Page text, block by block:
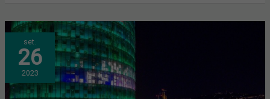
set.
26
2023
DOS
EDIFICIS
EMBLEMÀTICS
DE
BARCELONA
S’IL·LUMINEN
DE
VERD